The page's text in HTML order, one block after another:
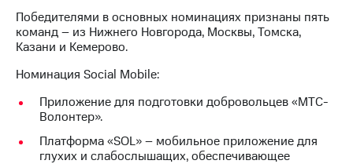
кабинет
акционера
Акционерный
Контроль
аудит
Рынок
акций
Победителями в основных номинациях признаны пять
команд – из Нижнего Новгорода, Москвы, Томска,
Казани и Кемерово.
Номинация Social Mobile:
Приложение для подготовки добровольцев «МТС-
Волонтер».
Платформа «SOL» – мобильное приложение для
глухих и слабослышащих, обеспечивающее